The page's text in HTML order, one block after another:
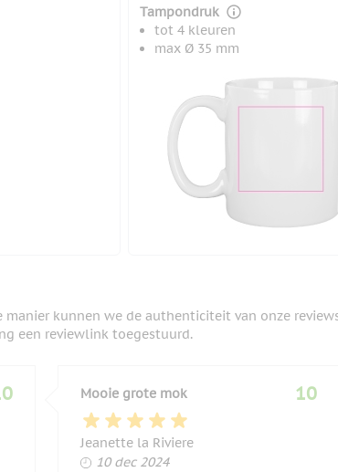
Tampondruk
tot 4 kleuren
max Ø 35 mm
kunnen we de authenticiteit van onze
een reviewlink toegestuurd.
Mooie grote mok
Jeanette la Riviere
10 december 2024
10 dec 2024
10